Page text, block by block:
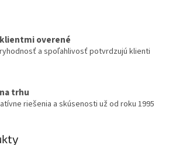
overené
a spoľahlivosť potvrdzujú klienti
trhu
riešenia a skúsenosti už od roku 1995